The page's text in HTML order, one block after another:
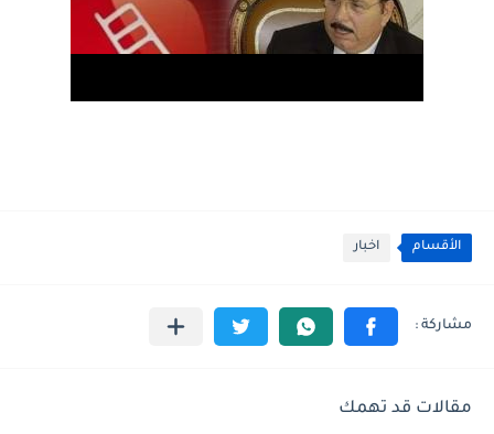
الأقسام اخبار
مقالات قد تهمك